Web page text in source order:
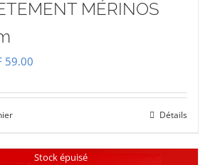
MÉRINOS
85.00.
59.00
CHF 59.00.
Détails
Stock épuisé